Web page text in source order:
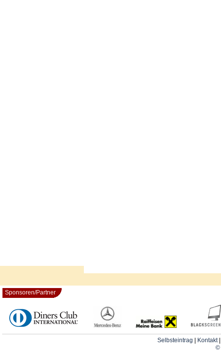
Sponsoren/Partner
Selbsteintrag Kontakt
©